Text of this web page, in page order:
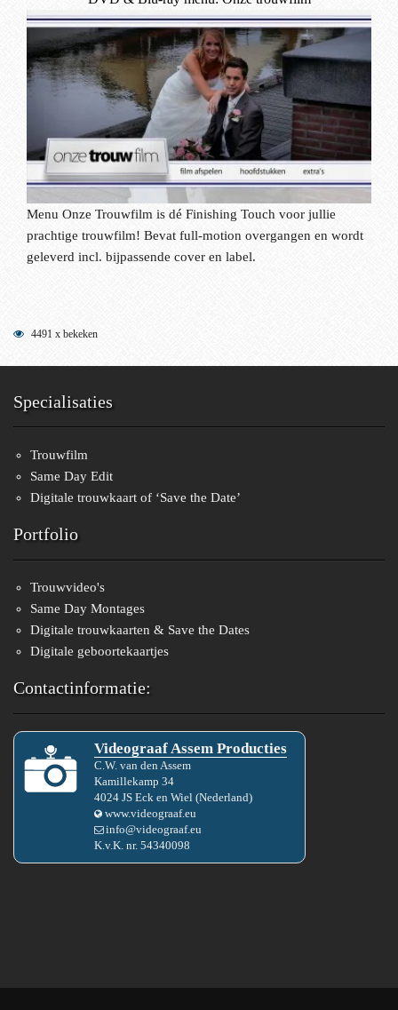
Menu Onze Trouwfilm is dé Finishing Touch voor jullie
prachtige trouwfilm! Bevat full-motion overgangen en wordt
geleverd incl. bijpassende cover en label.
4491 x bekeken
Specialisaties
Trouwfilm
Same Day Edit
Digitale trouwkaart of ‘Save the Date’
Portfolio
Trouwvideo's
Same Day Montages
Digitale trouwkaarten & Save the Dates
Digitale geboortekaartjes
Contactinformatie:
Videograaf Assem Producties
C.W. van den Assem
Kamillekamp 34
4024 JS Eck en Wiel (Nederland)
www.videograaf.eu
info@videograaf.eu
K.v.K. nr. 54340098